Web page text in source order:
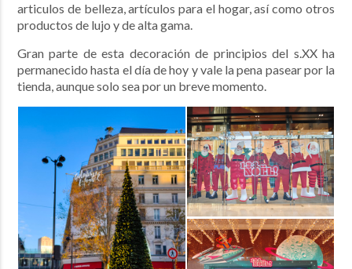
articulos de belleza, artículos para el hogar, así como otros
productos de lujo y de alta gama.
Gran parte de esta decoración de principios del s.XX ha
permanecido hasta el día de hoy y vale la pena pasear por la
tienda, aunque solo sea por un breve momento.